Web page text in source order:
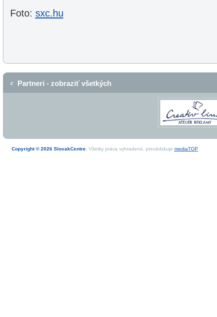
Foto: sxc.hu
Partneri - zobraziť všetkých
Copyright © 2026 SlovakCentre. Všetky práva vyhradené, prevádzkuje mediaTOP